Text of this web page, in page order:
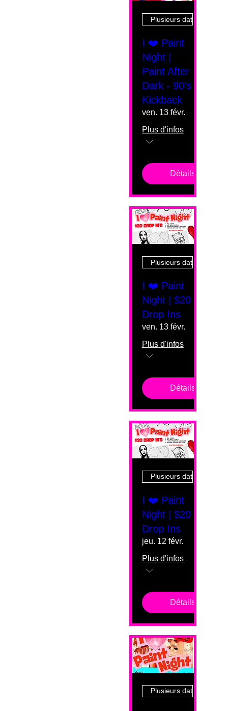
Plusieurs dates
I ❤️ Paint
Night |
Paint After
Dark - 90's
Kickback
ven. 13 févr.
Plus d'infos
Détails
Plusieurs dates
I ❤️ Paint
Night | $20
Drop Ins
ven. 13 févr.
Plus d'infos
Détails
Plusieurs dates
I ❤️ Paint
Night | $20
Drop Ins
jeu. 12 févr.
Plus d'infos
Détails
Plusieurs dates